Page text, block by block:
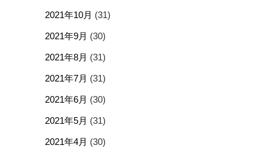
2021年10月 (31)
2021年9月 (30)
2021年8月 (31)
2021年7月 (31)
2021年6月 (30)
2021年5月 (31)
2021年4月 (30)